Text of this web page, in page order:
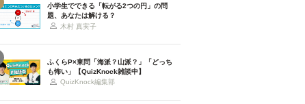
小学生でできる「転がる2つの円」の問
題、あなたは解ける？
木村 真実子
ふくらP×東問「海派？山派？」「どっち
も怖い」【QuizKnock雑談中】
QuizKnock編集部